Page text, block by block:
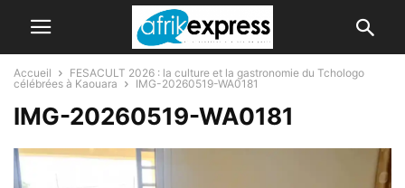
Accueil
FESACULT 2026 : la culture et la gastronomie du Tchologo
célébrées à Kaouara
IMG-20260519-WA0181
IMG-20260519-WA0181